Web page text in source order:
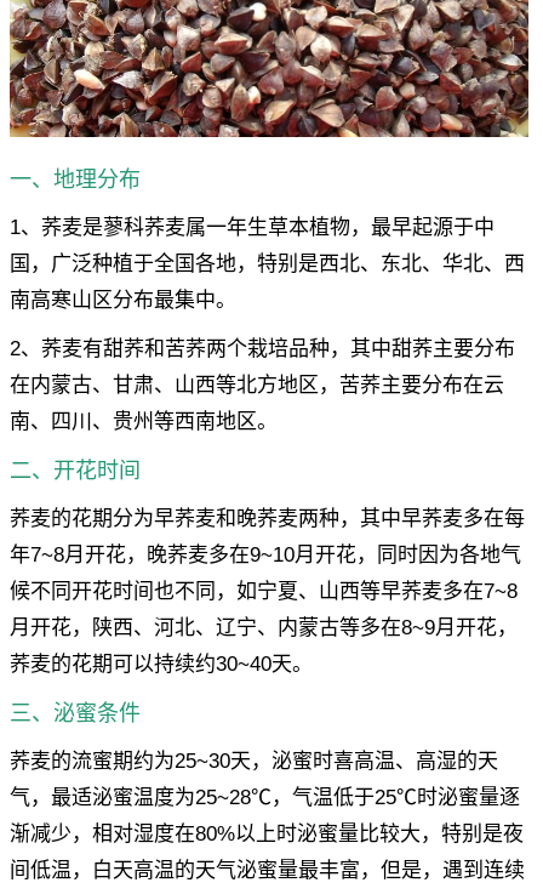
一、地理分布
1、荞麦是蓼科荞麦属一年生草本植物，最早起源于中
国，广泛种植于全国各地，特别是西北、东北、华北、西
南高寒山区分布最集中。
2、荞麦有甜荞和苦荞两个栽培品种，其中甜荞主要分布
在内蒙古、甘肃、山西等北方地区，苦荞主要分布在云
南、四川、贵州等西南地区。
二、开花时间
荞麦的花期分为早荞麦和晚荞麦两种，其中早荞麦多在每
年7~8月开花，晚荞麦多在9~10月开花，同时因为各地气
候不同开花时间也不同，如宁夏、山西等早荞麦多在7~8
月开花，陕西、河北、辽宁、内蒙古等多在8~9月开花，
荞麦的花期可以持续约30~40天。
三、泌蜜条件
荞麦的流蜜期约为25~30天，泌蜜时喜高温、高湿的天
气，最适泌蜜温度为25~28℃，气温低于25℃时泌蜜量逐
渐减少，相对湿度在80%以上时泌蜜量比较大，特别是夜
间低温，白天高温的天气泌蜜量最丰富，但是，遇到连续